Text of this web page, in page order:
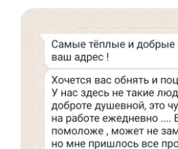
©2026 ООО «МЦ МФО» МОСКВА
Соглашение о конфиденциальности
Политика конфиденциальности
Мост, д. 19, стр.2
Оферта об образовательных услугах
Публичная оферта
info@kursmedik.ru
Повышение квалификации